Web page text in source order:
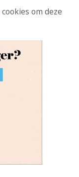
cookies om deze